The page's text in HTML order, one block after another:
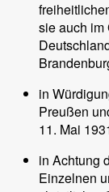
sie auch im
in
Preußen
11. Mai
in Achtung
Einzelnen